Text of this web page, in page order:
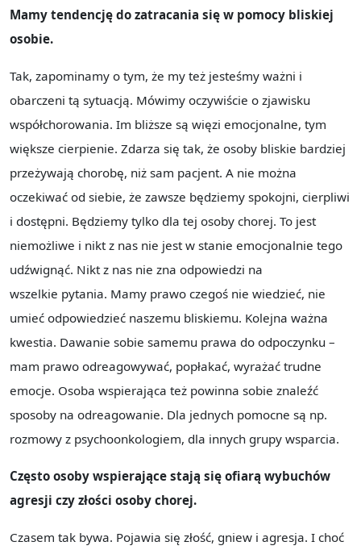
Mamy tendencję do zatracania się w pomocy bliskiej
osobie.
Tak, zapominamy o tym, że my też jesteśmy ważni i
obarczeni tą sytuacją. Mówimy oczywiście o zjawisku
współchorowania. Im bliższe są więzi emocjonalne, tym
większe cierpienie. Zdarza się tak, że osoby bliskie bardziej
przeżywają chorobę, niż sam pacjent. A nie można
oczekiwać od siebie, że zawsze będziemy spokojni, cierpliwi
i dostępni. Będziemy tylko dla tej osoby chorej. To jest
niemożliwe i nikt z nas nie jest w stanie emocjonalnie tego
udźwignąć. Nikt z nas nie zna odpowiedzi na
wszelkie pytania. Mamy prawo czegoś nie wiedzieć, nie
umieć odpowiedzieć naszemu bliskiemu. Kolejna ważna
kwestia. Dawanie sobie samemu prawa do odpoczynku –
mam prawo odreagowywać, popłakać, wyrażać trudne
emocje. Osoba wspierająca też powinna sobie znaleźć
sposoby na odreagowanie. Dla jednych pomocne są np.
rozmowy z psychoonkologiem, dla innych grupy wsparcia.
Często osoby wspierające stają się ofiarą wybuchów
agresji czy złości osoby chorej.
Czasem tak bywa. Pojawia się złość, gniew i agresja. I choć